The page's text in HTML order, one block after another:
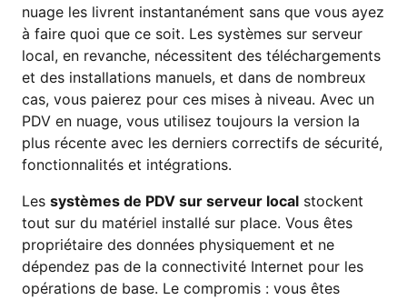
nuage les livrent instantanément sans que vous ayez
à faire quoi que ce soit. Les systèmes sur serveur
local, en revanche, nécessitent des téléchargements
et des installations manuels, et dans de nombreux
cas, vous paierez pour ces mises à niveau. Avec un
PDV en nuage, vous utilisez toujours la version la
plus récente avec les derniers correctifs de sécurité,
fonctionnalités et intégrations.
Les systèmes de PDV sur serveur local stockent
tout sur du matériel installé sur place. Vous êtes
propriétaire des données physiquement et ne
dépendez pas de la connectivité Internet pour les
opérations de base. Le compromis : vous êtes